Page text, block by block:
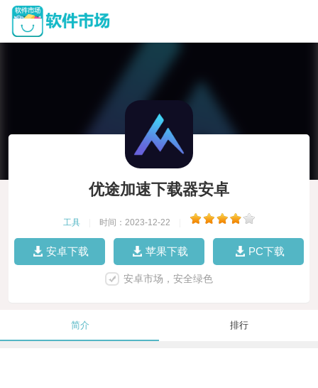
优途加速下载器安卓
工具 时间：2023-12-22
安卓下载 苹果下载 PC下载
安卓市场，安全绿色
简介 排行